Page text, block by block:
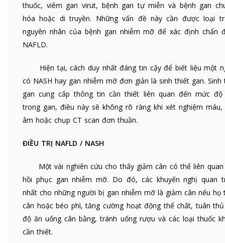
thuốc, viêm gan virut, bệnh gan tự miễn và bệnh gan
hóa hoặc di truyền. Những vấn đề này cần được loại
nguyên nhân của bệnh gan nhiễm mỡ để xác định chẩn
NAFLD.
Hiện tại, cách duy nhất đáng tin cậy để biết liệu một
có NASH hay gan nhiễm mỡ đơn giản là sinh thiết gan. Sinh
gan cung cấp thông tin cần thiết liên quan đến mức độ
trong gan, điều này sẽ không rõ ràng khi xét nghiệm máu,
âm hoặc chụp CT scan đơn thuần.
ĐIỀU TRỊ NAFLD / NASH
Một vài nghiên cứu cho thấy giảm cân có thể liên quan
hồi phục gan nhiễm mỡ. Do đó, các khuyến nghị quan
nhất cho những người bị gan nhiễm mỡ là giảm cân nếu họ
cân hoặc béo phì, tăng cường hoạt động thể chất, tuân
độ ăn uống cân bằng, tránh uống rượu và các loại thuốc
cần thiết.